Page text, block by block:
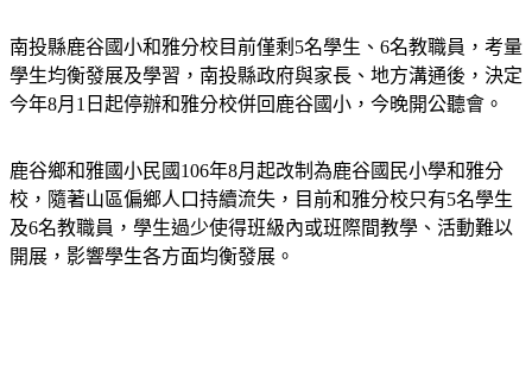
南投縣鹿谷國小和雅分校目前僅剩5名學生、6名教職員，考量
學生均衡發展及學習，南投縣政府與家長、地方溝通後，決定
今年8月1日起停辦和雅分校併回鹿谷國小，今晚開公聽會。
鹿谷鄉和雅國小民國106年8月起改制為鹿谷國民小學和雅分
校，隨著山區偏鄉人口持續流失，目前和雅分校只有5名學生
及6名教職員，學生過少使得班級內或班際間教學、活動難以
開展，影響學生各方面均衡發展。